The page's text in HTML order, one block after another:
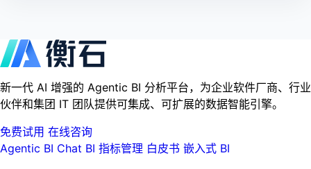
新一代 AI 增强的 Agentic BI 分析平台，为企业软件厂商、行业
伙伴和集团 IT 团队提供可集成、可扩展的数据智能引擎。
免费试用 在线咨询
Agentic BI Chat BI 指标管理 白皮书 嵌入式 BI